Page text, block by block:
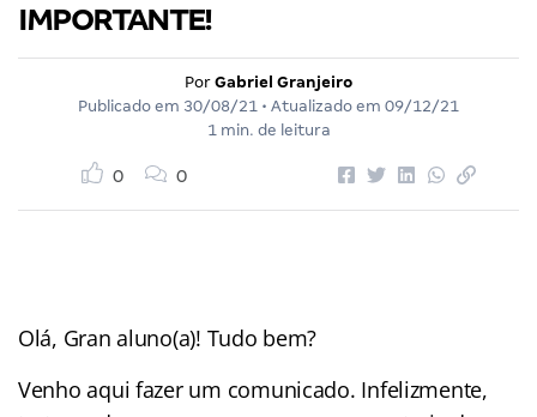
IMPORTANTE!
Por Gabriel Granjeiro
Publicado em 30/08/21 • Atualizado em 09/12/21
1 min. de leitura
0 0
Olá, Gran aluno(a)! Tudo bem?
Venho aqui fazer um comunicado. Infelizmente,